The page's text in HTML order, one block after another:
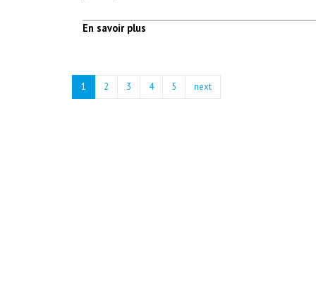
En savoir plus
1 2 3 4 5 next